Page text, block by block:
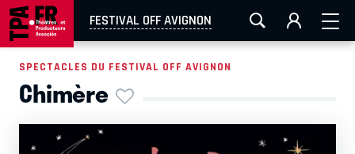
FESTIVAL OFF AVIGNON
AIX-MARSEILLE AURAY CAEN LA ROCHELLE
EN TOURNÉE
SPECTACLES DU FESTIVAL OFF AVIGNON
Chimère